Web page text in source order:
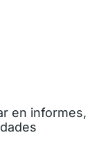
en informes,